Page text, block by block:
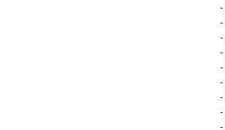
-
-
-
-
-
-
-
-
-